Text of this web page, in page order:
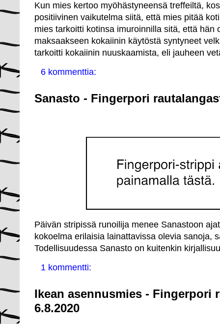
Kun mies kertoo myöhästyneensä treffeiltä,
positiivinen vaikutelma siitä, että mies pitää
mies tarkoitti kotinsa imuroinnilla sitä, että hän
maksaakseen kokaiinin käytöstä syntyneet
tarkoitti kokaiinin nuuskaamista, eli jauheen
6 kommenttia:
Sanasto - Fingerpori
Päivän stripissä runoilija menee Sanastoon
kokoelma erilaisia lainattavissa olevia sanoja,
Todellisuudessa Sanasto on kuitenkin
1 kommentti:
Ikean asennusmies - Fingerpori
6.8.2020